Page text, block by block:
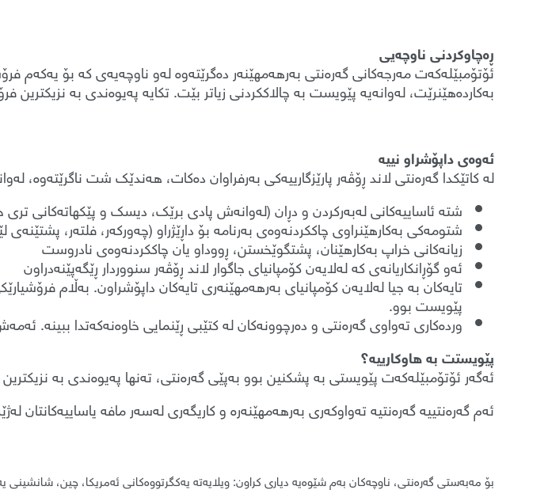
ڕەچاوکردنی ناوچەیی
ئۆتۆمبێلەکەت مەرجەکانی گەرەنتی بەرهەمهێنەر دەگرێتەوە لەو ناوچەیەی کە بۆ یەکەم
بەکاردەهێنرێت، لەوانەیە پێویست بە چالاککردنی زیاتر بێت. تکایە پەیوەندی بە نزیکترین
ئەوەی داپۆشراو نییە
لە کاتێکدا گەرەنتی لاند ڕۆڤەر پارێزگارییەکی بەرفراوان دەکات، هەندێک شت ناگرێتەوە،
شتە ئاساییەکانی لەبەرکردن و دڕان (لەوانەش پادی برێک، دیسک و پێکهاتەکانی تری
شتومەکی بەکارهێنراوی چاککردنەوەی بەرنامە بۆ داڕێژراو (چەورکەر، فلتەر، پشتێنەی
زیانەکانی خراپ بەکارهێنان، پشتگوێخستن، ڕووداو یان چاککردنەوەی نادروست
ئەو گۆڕانکاریانەی کە لەلایەن کۆمپانیای جاگوار لاند ڕۆڤەر سنووردار ڕێگەپێنەدراون
تایەکان بە جیا لەلایەن کۆمپانیای بەرهەمهێنەری تایەکان داپۆشراون. بەڵام
پێویست بوو.
وردەکاری تەواوی گەرەنتی و دەرچوونەکان لە کتێبی ڕێنمایی خاوەنەکەتدا ببینە.
پێویستت بە هاوکارییە؟
ئەگەر ئۆتۆمبێلەکەت پێویستی بە پشکنین بوو بەپێی گەرەنتی، تەنها پەیوەندی بە نزیکترین
ئەم گەرەنتییە گەرەنتیە تەواوکەری بەرهەمهێنەرە و کاریگەری لەسەر مافە یاساییەکانتان